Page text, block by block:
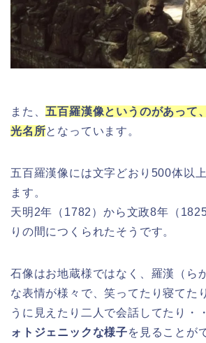
また、 五百羅漢像というのがあって
光名所となっています。
五百羅漢像には文字どおり500体以
ます。
天明2年（1782）から文政8年（
りの間につくられたそうです。
石像はお地蔵様ではなく、羅漢（ら
な表情が様々で、笑ってたり寝てた
うに見えたり二人で会話してたり・
ォトジェニックな様子を見ることが